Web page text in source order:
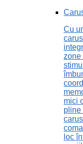
Cu
zone
mici
pline
loc